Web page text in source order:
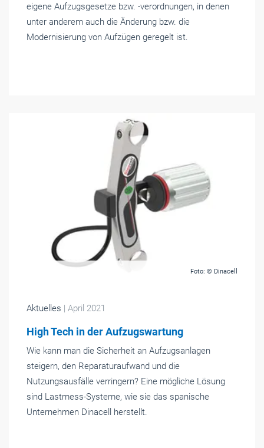
eigene Aufzugsgesetze bzw. -verordnungen, in denen
unter anderem auch die Änderung bzw. die
Modernisierung von Aufzügen geregelt ist.
Foto: © Dinacell
Aktuelles | April 2021
High Tech in der Aufzugswartung
Wie kann man die Sicherheit an Aufzugsanlagen
steigern, den Reparaturaufwand und die
Nutzungsausfälle verringern? Eine mögliche Lösung
sind Lastmess-Systeme, wie sie das spanische
Unternehmen Dinacell herstellt.